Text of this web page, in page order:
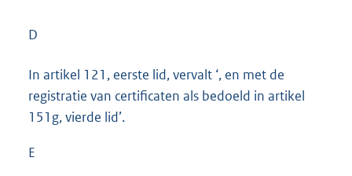
D
In artikel 121, eerste lid, vervalt ‘, en met de
registratie van certificaten als bedoeld in artikel
151g, vierde lid’.
E